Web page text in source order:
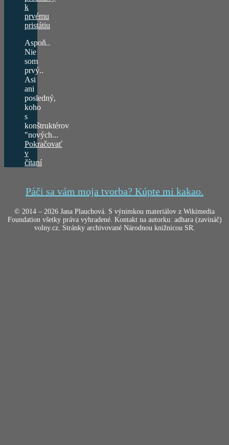
k
prvému
pristátiu
Aspoň..
Nie
som
prvý..
Asi
ani
posledný,
koho
s
konštruktérov
"nových...
Pokračovať
v
čítaní
Páči sa vám moja tvorba? Kúpte mi kakao.
© 2014 – 2026 Jana Plauchová. S výnimkou materiálov z Wikimedia
Foundation všetky práva vyhradené. Kontakt na autorku: adhara (zavináč)
volny.cz. Stránky archivované Národnou knižnicou SR.